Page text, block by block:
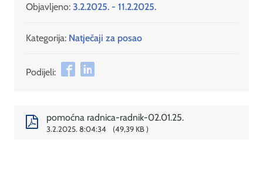
Objavljeno: 3.2.2025. - 11.2.2025.
Kategorija: Natječaji za posao
Podijeli:
pomoćna radnica-radnik-02.01.25.
3.2.2025. 8:04:34 49,39 KB